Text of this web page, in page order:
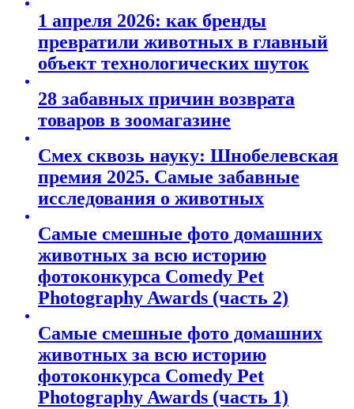
1 апреля 2026: как бренды
превратили животных в главный
объект технологических шуток
28 забавных причин возврата
товаров в зоомагазине
Смех сквозь науку: Шнобелевская
премия 2025. Самые забавные
исследования о животных
Самые смешные фото домашних
животных за всю историю
фотоконкурса Comedy Pet
Photography Awards (часть 2)
Самые смешные фото домашних
животных за всю историю
фотоконкурса Comedy Pet
Photography Awards (часть 1)